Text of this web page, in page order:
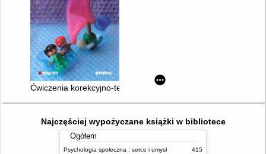
Ćwiczenia korekcyjno-terapeutyczne dla dzieci z
Najczęściej wypożyczane książki w bibliotece
Ogółem
Psychologia społeczna : serce i umysł
415